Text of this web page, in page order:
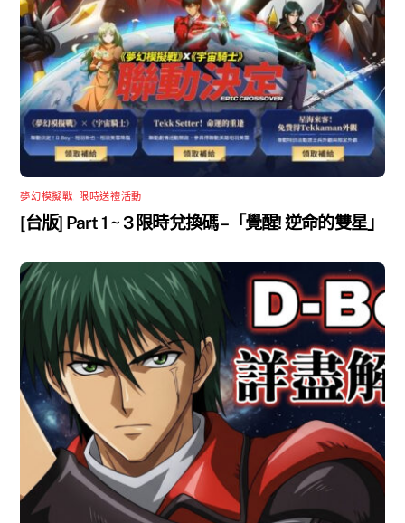
夢幻模擬戰 限時送禮活動
[台版] Part 1 ~ 3 限時兌換碼 –「覺醒! 逆命的雙星」